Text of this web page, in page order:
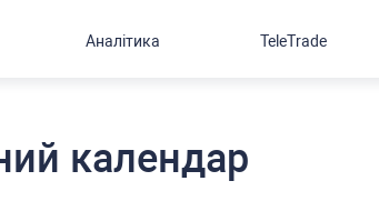
календар
Аналітика TeleTrade